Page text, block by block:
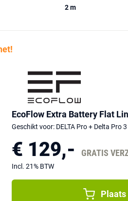
2 m
EcoFlow Extra Battery Flat
Geschikt voor: DELTA Pro + Delta Pro 3
€ 129,- GRATIS
Incl. 21% BTW